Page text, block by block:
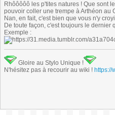
Rhôôôôô les p'tites natures ! Que sont
pouvoir coller une trempe à Arthéon au
Nan, en fait, c'est bien que vous n'y
De toute façon, c'est toujours le
Exemple :
Gloire au Stylo Unique !
N'hésitez pas à recourir au wiki !